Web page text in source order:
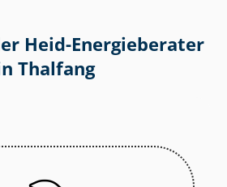
Heid-Energieberater
Thalfang